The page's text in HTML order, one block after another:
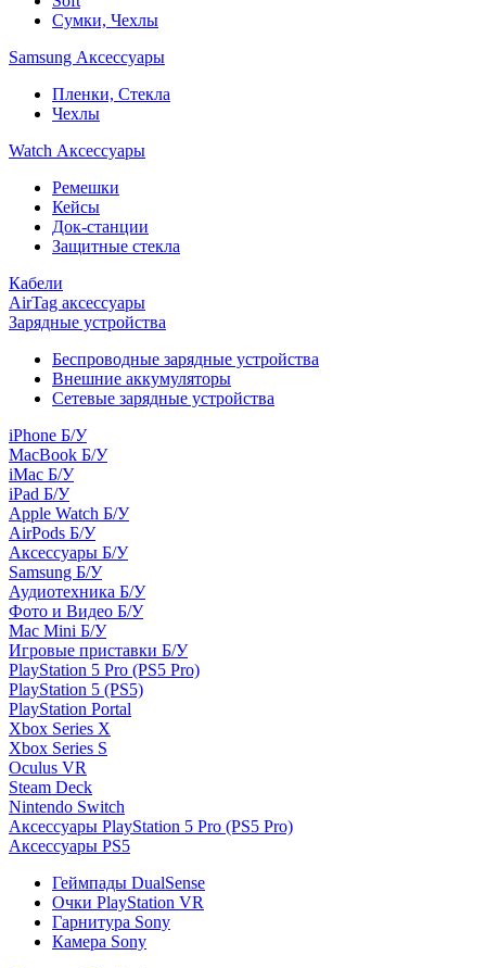
Сумки, Чехлы
Samsung Аксессуары
Пленки, Стекла
Чехлы
Watch Аксессуары
Ремешки
Кейсы
Док-станции
Защитные стекла
Кабели
AirTag аксессуары
Зарядные устройства
Беспроводные зарядные устройства
Внешние аккумуляторы
Сетевые зарядные устройства
iPhone Б/У
MacBook Б/У
iMac Б/У
iPad Б/У
Apple Watch Б/У
AirPods Б/У
Аксессуары Б/У
Samsung Б/У
Аудиотехника Б/У
Фото и Видео Б/У
Mac Mini Б/У
Игровые приставки Б/У
PlayStation 5 Pro (PS5 Pro)
PlayStation 5 (PS5)
PlayStation Portal
Xbox Series X
Xbox Series S
Oculus VR
Steam Deck
Nintendo Switch
Аксессуары PlayStation 5 Pro (PS5 Pro)
Аксессуары PS5
Геймпады DualSense
Очки PlayStation VR
Гарнитура Sony
Камера Sony